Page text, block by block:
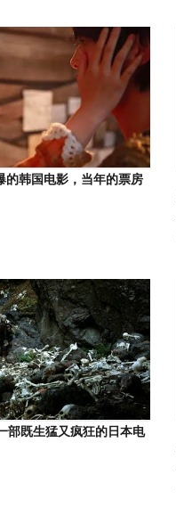
的韩国电影，当年的票房
部既生猛又疯狂的日本电